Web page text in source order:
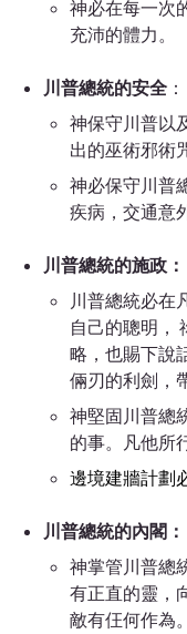
神必在每一次
充沛的體力。
川普總統的安全 ：
神保守川普以
出的巫術邪術
神必保守川普
疾病，交通意
川普總統的施政：
川普總統必在
自己的聰明，
略 ，也賜下
倆刃的利劍，
神堅固川普總
的事。凡他所
邊境建牆計劃
川普總統的內閣：
神掌管川普總
有正直的靈，
敵有仼何作為。